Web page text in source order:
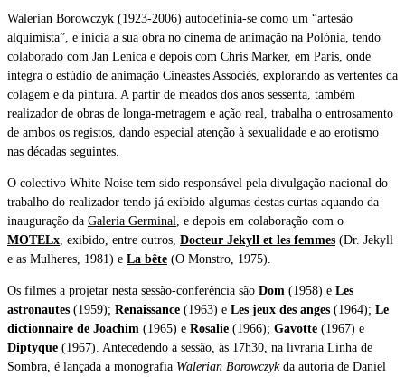
Walerian Borowczyk (1923-2006) autodefinia-se como um “artesão
alquimista”, e inicia a sua obra no cinema de animação na Polónia, tendo
colaborado com Jan Lenica e depois com Chris Marker, em Paris, onde
integra o estúdio de animação Cinéastes Associés, explorando as vertentes da
colagem e da pintura. A partir de meados dos anos sessenta, também
realizador de obras de longa-metragem e ação real, trabalha o entrosamento
de ambos os registos, dando especial atenção à sexualidade e ao erotismo
nas décadas seguintes.
O colectivo White Noise tem sido responsável pela divulgação nacional do
trabalho do realizador tendo já exibido algumas destas curtas aquando da
inauguração da Galeria Germinal
, e depois em colaboração com o
MOTELx , exibido, entre outros, Docteur Jekyll et les femmes (Dr. Jekyll
e as Mulheres, 1981) e La bête (O Monstro, 1975).
Os filmes a projetar nesta sessão-conferência são Dom (1958) e Les
astronautes (1959); Renaissance (1963) e Les jeux des anges (1964); Le
dictionnaire de Joachim (1965) e Rosalie (1966); Gavotte (1967) e
Diptyque (1967). Antecedendo a sessão, às 17h30, na livraria Linha de
Sombra, é lançada a monografia Walerian Borowczykda autoria de Daniel